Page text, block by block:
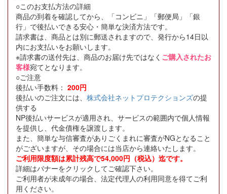
○このお支払方法の詳細
商品の到着を確認してから、「コンビニ」「郵便局」「銀
行」で後払いできる安心・簡単な決済方法です。
請求書は、商品とは別に郵送されますので、発行から14日以
内にお支払いをお願いします。
※請求書の送付先は、商品のお届け先ではなく ご購入されたお
客様宛てとなります。
○ご注意
後払い手数料： 200円
後払いのご注文には、 株式会社ネットプロテクションズの提
供する
NP後払いサービスが適用され、サービスの範囲内で個人情報
を提供し、代金債権を譲渡します。
また、簡単な与信審査がありごくまれに審査がNGとなること
がございますが、その場合には当店から連絡いたします。
ご利用限度額は累計残高で54,000円（税込）迄です。
詳細はバナーをクリックしてご確認下さい。
ご利用者が未成年の場合、法定代理人の利用同意を得てご利
用ください。